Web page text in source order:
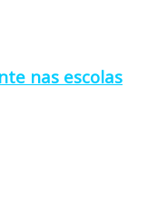
nas escolas